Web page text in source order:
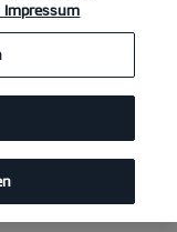
Impressum